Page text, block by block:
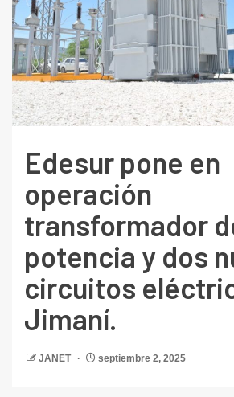
Edesur pone en
operación
transformador
potencia y dos
circuitos
Jimaní.
JANET septiembre 2, 2025